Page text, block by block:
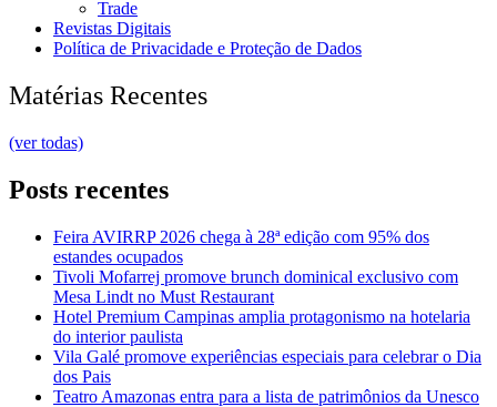
Trade
Revistas Digitais
Política de Privacidade e Proteção de Dados
Matérias Recentes
(ver todas)
Posts recentes
Feira AVIRRP 2026 chega à 28ª edição com 95% dos
estandes ocupados
Tivoli Mofarrej promove brunch dominical exclusivo com
Mesa Lindt no Must Restaurant
Hotel Premium Campinas amplia protagonismo na hotelaria
do interior paulista
Vila Galé promove experiências especiais para celebrar o Dia
dos Pais
Teatro Amazonas entra para a lista de patrimônios da Unesco